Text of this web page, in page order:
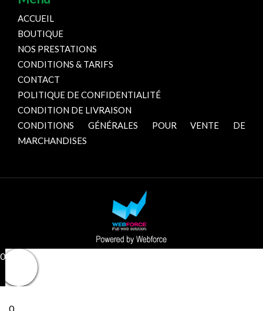
ACCUEIL
BOUTIQUE
NOS PRESTATIONS
CONDITIONS & TARIFS
CONTACT
POLITIQUE DE CONFIDENTIALITÉ
CONDITION DE LIVRAISON
CONDITIONS GÉNÉRALES POUR VENTE DE
MARCHANDISES
0
0